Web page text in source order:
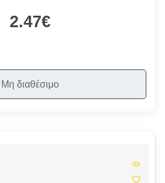
2.47€
Μη διαθέσιμο